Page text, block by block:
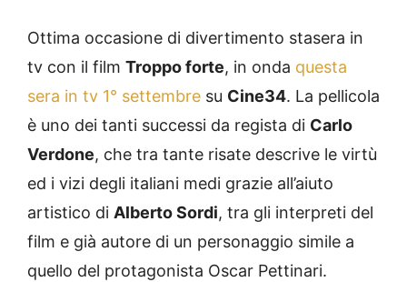
Ottima occasione di divertimento stasera in
tv con il film Troppo forte, in onda questa
sera in tv 1° settembre su Cine34. La pellicola
è uno dei tanti successi da regista di Carlo
Verdone, che tra tante risate descrive le virtù
ed i vizi degli italiani medi grazie all’aiuto
artistico di Alberto Sordi, tra gli interpreti del
film e già autore di un personaggio simile a
quello del protagonista Oscar Pettinari.